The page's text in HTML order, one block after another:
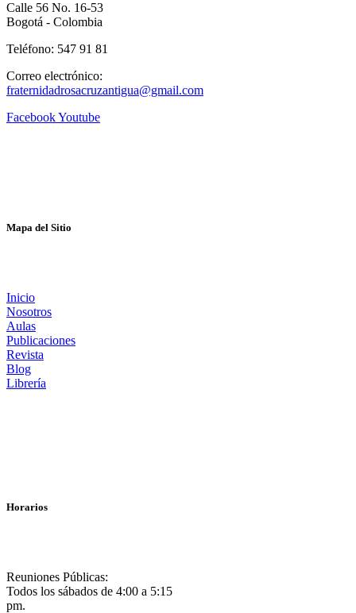
Calle 56 No. 16-53
Bogotá - Colombia
Teléfono: 547 91 81
Correo electrónico:
fraternidadrosacruzantigua@gmail.com
FacebookYoutube
Mapa del Sitio
Inicio
Nosotros
Aulas
Publicaciones
Revista
Blog
Librería
Horarios
Reuniones Públicas:
Todos los sábados de 4:00 a 5:15
pm.